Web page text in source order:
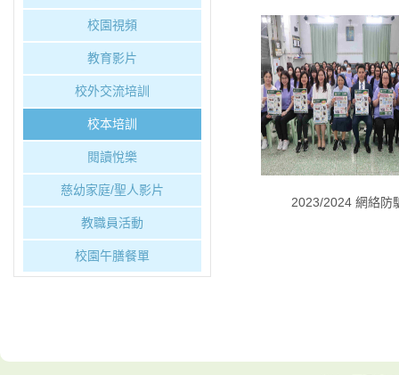
校園視頻
教育影片
校外交流培訓
校本培訓
閱讀悅樂
慈幼家庭/聖人影片
教職員活動
校園午膳餐單
2023/2024 網絡防